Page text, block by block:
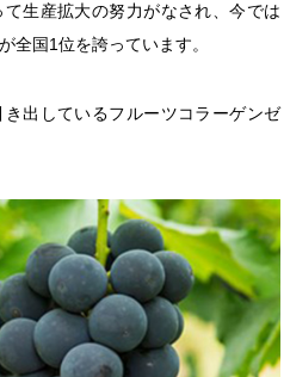
生産拡大の努力がなされ、今では
全国1位を誇っています。
出しているフルーツコラーゲンゼ